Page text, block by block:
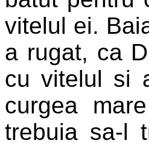
vitelul ei.
a rugat, ca
cu vitelul si
curgea
trebuia sa-l